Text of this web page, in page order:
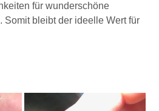
für wunderschöne
Somit bleibt der ideelle Wert für